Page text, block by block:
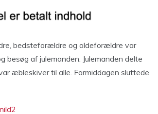
bedsteforældre og oldeforældre var
af julemanden. Julemanden delte
æbleskiver til alle. Formiddagen sluttede